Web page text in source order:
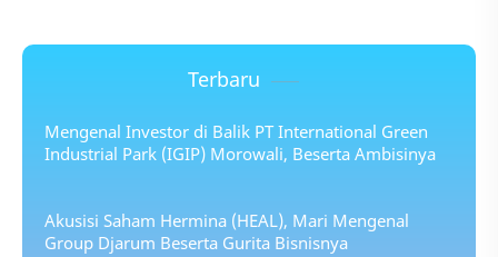
Terbaru
Mengenal Investor di Balik PT International Green
Industrial Park (IGIP) Morowali, Beserta Ambisinya
Akusisi Saham Hermina (HEAL), Mari Mengenal
Group Djarum Beserta Gurita Bisnisnya